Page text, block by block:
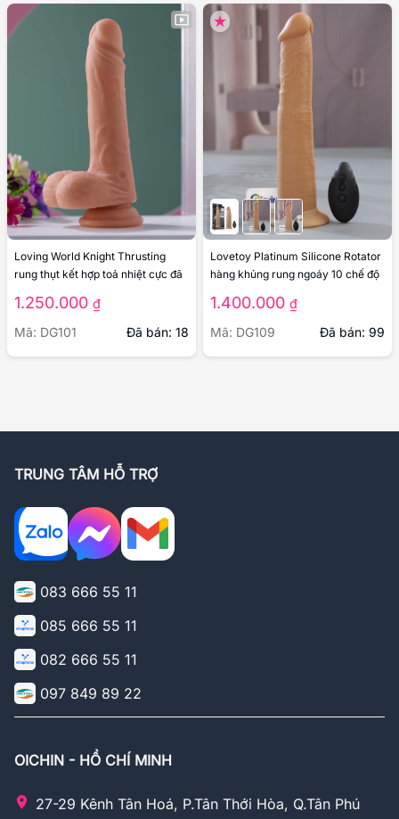
Loving World Knight Thrusting
rung thụt kết hợp toả nhiệt cực đã
1.250.000 ₫
Mã: DG101
Đã bán: 18
Lovetoy Platinum Silicone Rotator
hàng khủng rung ngoáy 10 chế độ
1.400.000 ₫
Mã: DG109
Đã bán: 99
TRUNG TÂM HỖ TRỢ
083 666 55 11
085 666 55 11
082 666 55 11
097 849 89 22
OICHIN - HỒ CHÍ MINH
27-29 Kênh Tân Hoá, P.Tân Thới Hòa, Q.Tân Phú